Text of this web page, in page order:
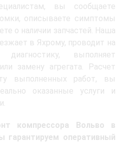
вы сообщаете
описываете симптомы
о наличии запчастей. Наша
в Яхрому, проводит на
выполняет
замену агрегата. Расчет
выполненных работ, вы
оказанные услуги и
компрессора Вольво в
оперативный